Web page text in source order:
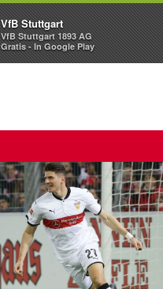
VfB Stuttgart
VfB Stuttgart 1893 AG
Gratis - In Google Play